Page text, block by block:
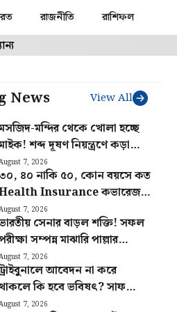
রাজনীতি রাশিফল
News View All
মন্দির থেকে খোলা হচ্ছে
শব্দ দূষণ নিয়ন্ত্রণে কড়া
রাজ্য সরকারের
7, 2026
৩০, ৪০ নাকি ৫০, কোন বয়সে কত
Insurance কভারেজ
জানালেন বিশেষজ্ঞরা
7, 2026
সেনার বাড়ল শক্তি! সফল
সম্পন্ন মাঝারি পাল্লার
মিসাইল অগ্নি ৪-এর
7, 2026
আবেদন না করে
থাকলে কি হবে ভবিষৎ? সাফ
মুখ্যমন্ত্রী শুভেন্দু
7, 2026